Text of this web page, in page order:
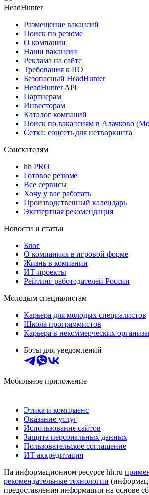
HeadHunter
Размещение вакансий
Поиск по резюме
О компании
Наши вакансии
Реклама на сайте
Требования к ПО
Безопасный HeadHunter
HeadHunter API
Партнерам
Инвесторам
Каталог компаний
Поиск по вакансиям в Алачково
Сетка: соцсеть для нетворкинга
Соискателям
hh PRO
Готовое резюме
Все сервисы
Хочу у вас работать
Производственный календарь
Экспертная рекомендация
Новости и статьи
Блог
О компаниях в игровой форме
Жизнь в компании
ИТ-проекты
Рейтинг работодателей России
Молодым специалистам
Карьера для молодых специалистов
Школа программистов
Карьера в некоммерческих
Боты для уведомлений
Мобильное приложение
Этика и комплаенс
Оказание услуг
Использование сайтов
Защита персональных данных
Пользовательское соглашение
ИТ аккредитация
На информационном ресурсе hh.ru
рекомендательные технологии
предоставления информации на основе